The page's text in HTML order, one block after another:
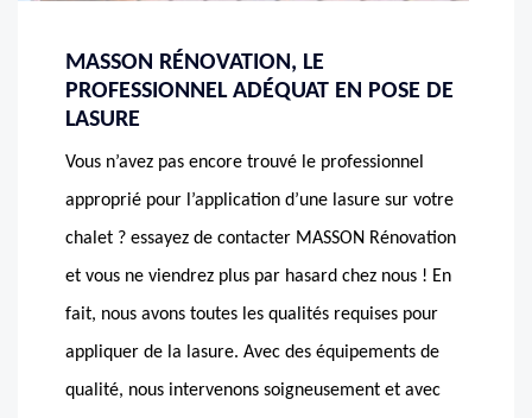
MASSON RÉNOVATION, LE
PROFESSIONNEL ADÉQUAT EN POSE DE
LASURE
Vous n’avez pas encore trouvé le professionnel
approprié pour l’application d’une lasure sur votre
chalet ? essayez de contacter MASSON Rénovation
et vous ne viendrez plus par hasard chez nous ! En
fait, nous avons toutes les qualités requises pour
appliquer de la lasure. Avec des équipements de
qualité, nous intervenons soigneusement et avec